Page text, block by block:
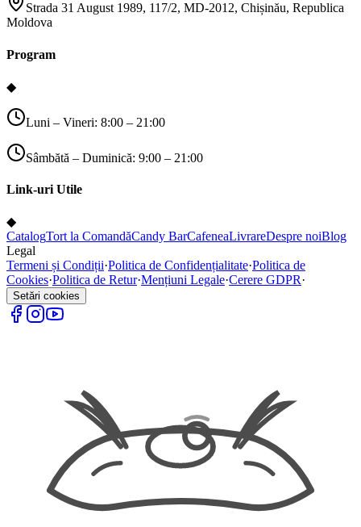
Strada 31 August 1989, 117/2, MD-2012, Chișinău, Republica
Moldova
Program
◆
Luni – Vineri: 8:00 – 21:00
Sâmbătă – Duminică: 9:00 – 21:00
Link-uri Utile
◆
CatalogTort la ComandăCandy BarCafeneaLivrareDespre noiBlog
Legal
Termeni și Condiții·Politica de Confidențialitate·Politica de
Cookies·Politica de Retur·Mențiuni Legale·Cerere GDPR·
Setări cookies